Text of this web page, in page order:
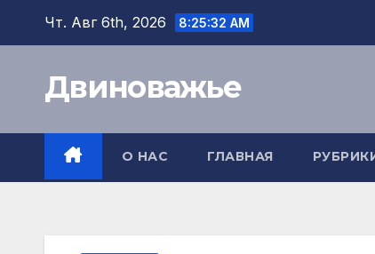
Перейти
Чт. Авг 6th, 2026 8:25:32 AM
Двиноважье
О НАС ГЛАВНАЯ